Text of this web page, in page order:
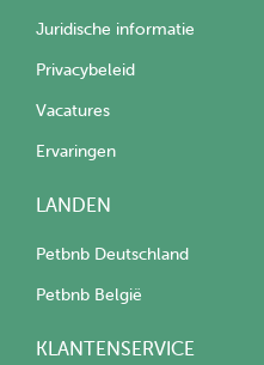
Juridische informatie
Privacybeleid
Vacatures
Ervaringen
LANDEN
Petbnb Deutschland
Petbnb België
KLANTENSERVICE